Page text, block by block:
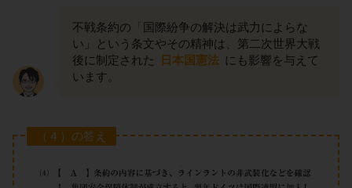
不戦条約の「国際紛争の解決は武力によらな
い」という条文やその精神は、第二次世界大戦
後に制定された
日本国憲法 にも影響を与えて
います。
（４）の答え